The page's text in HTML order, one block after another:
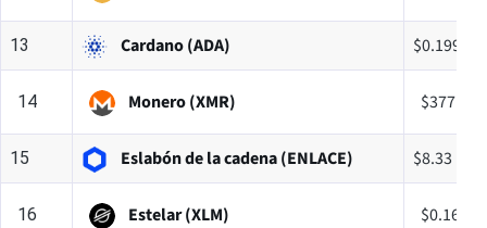
13 Cardano (ADA) $0.199948
14 Monero (XMR) $377.55
15 Eslabón de la cadena (ENLACE) $8.33
16 Estelar (XLM)